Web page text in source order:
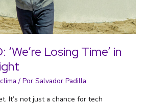
‘We’re Losing Time’ in
/ Por Salvador Padilla
It’s not just a chance for tech